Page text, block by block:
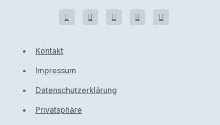
Kontakt
Impressum
Datenschutzerklärung
Privatsphäre